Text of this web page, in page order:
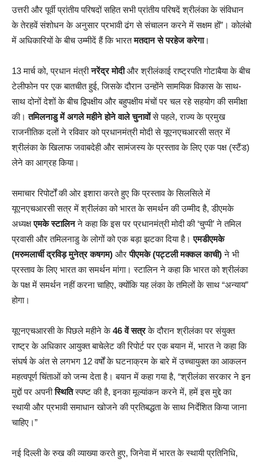
उत्तरी और पूर्वी प्रांतीय परिषदों सहित सभी प्रांतीय परिषदें श्रीलंका के संविधान
के तेरहवें संशोधन के अनुसार प्रभावी ढंग से संचालन करने में सक्षम हों”। कोलंबो
में अधिकारियों के बीच उम्मीदें हैं कि भारतमतदान से परहेज करेगा।
13 मार्च को, प्रधान मंत्रीनरेंद्र मोदीऔर श्रीलंकाई राष्ट्रपति गोटाबैया के बीच
टेलीफोन पर एक बातचीत हुई, जिसके दौरान उन्होंने सामयिक विकास के साथ-
साथ दोनों देशों के बीच द्विपक्षीय और बहुपक्षीय मंचों पर चल रहे सहयोग की समीक्षा
की।तमिलनाडु में अगले महीने होने वाले चुनावोंसे पहले, राज्य के प्रमुख
राजनीतिक दलों ने रविवार को प्रधानमंत्री मोदी से यूएनएचआरसी सत्र में
श्रीलंका के खिलाफ जवाबदेही और सामंजस्य के प्रस्ताव के लिए एक पक्ष (स्टैंड)
लेने का आग्रह किया।
समाचार रिपोर्टों की ओर इशारा करते हुए कि प्रस्ताव के सिलसिले में
यूएनएचआरसी सत्र में श्रीलंका को भारत के समर्थन की उम्मीद है, डीएमके
अध्यक्षएमके स्टालिनने कहा कि इस पर प्रधानमंत्री मोदी की ‘चुप्पी’ ने तमिल
प्रवासी और तमिलनाडु के लोगों को एक बड़ा झटका दिया है।एमडीएमके
(मरुमलार्ची द्रविड़ मुनेत्र कषगम) औरपीएमके (पट्टली मक्कल काची)ने भी
प्रस्ताव के लिए भारत का समर्थन मांगा। स्टालिन ने कहा कि भारत को श्रीलंका
के पक्ष में समर्थन नहीं करना चाहिए, क्योंकि यह लंका के तमिलों के साथ “अन्याय”
होगा।
यूएनएचआरसी के पिछले महीने के46 वें सत्रके दौरान श्रीलंका पर संयुक्त
राष्ट्र के अधिकार आयुक्त बाचेलेट की रिपोर्ट पर एक बयान में, भारत ने कहा कि
संघर्ष के अंत से लगभग 12 वर्षों के घटनाक्रम के बारे में उच्चायुक्त का आकलन
महत्वपूर्ण चिंताओं को जन्म देता है। बयान में कहा गया है, “श्रीलंका सरकार ने इन
मुद्दों पर अपनीस्थितिस्पष्ट की है, इनका मूल्यांकन करने में, हमें इस मुद्दे का
स्थायी और प्रभावी समाधान खोजने की प्रतिबद्धता के साथ निर्देशित किया जाना
चाहिए।”
नई दिल्ली के रुख की व्याख्या करते हुए, जिनेवा में भारत के स्थायी प्रतिनिधि,